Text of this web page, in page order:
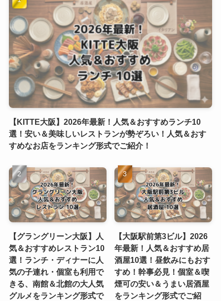
【KITTE大阪】2026年最新！人気＆おすすめランチ10
選！安い＆美味しいレストランが勢ぞろい！人気＆おす
すめなお店をランキング形式でご紹介！
【グラングリーン大阪】人
気＆おすすめレストラン10
選！ランチ・ディナーに人
気の子連れ・個室も利用で
きる、南館＆北館の大人気
グルメをランキング形式で
【大阪駅前第3ビル】2026
年最新！人気＆おすすめ居
酒屋10選！昼飲みにもおす
すめ！幹事必見！個室＆喫
煙可の安い＆うまい居酒屋
をランキング形式でご紹